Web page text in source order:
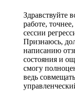
Здравствуйте
работе,
сессии
Признаюсь,
написанию
состояния и
смогу
ведь